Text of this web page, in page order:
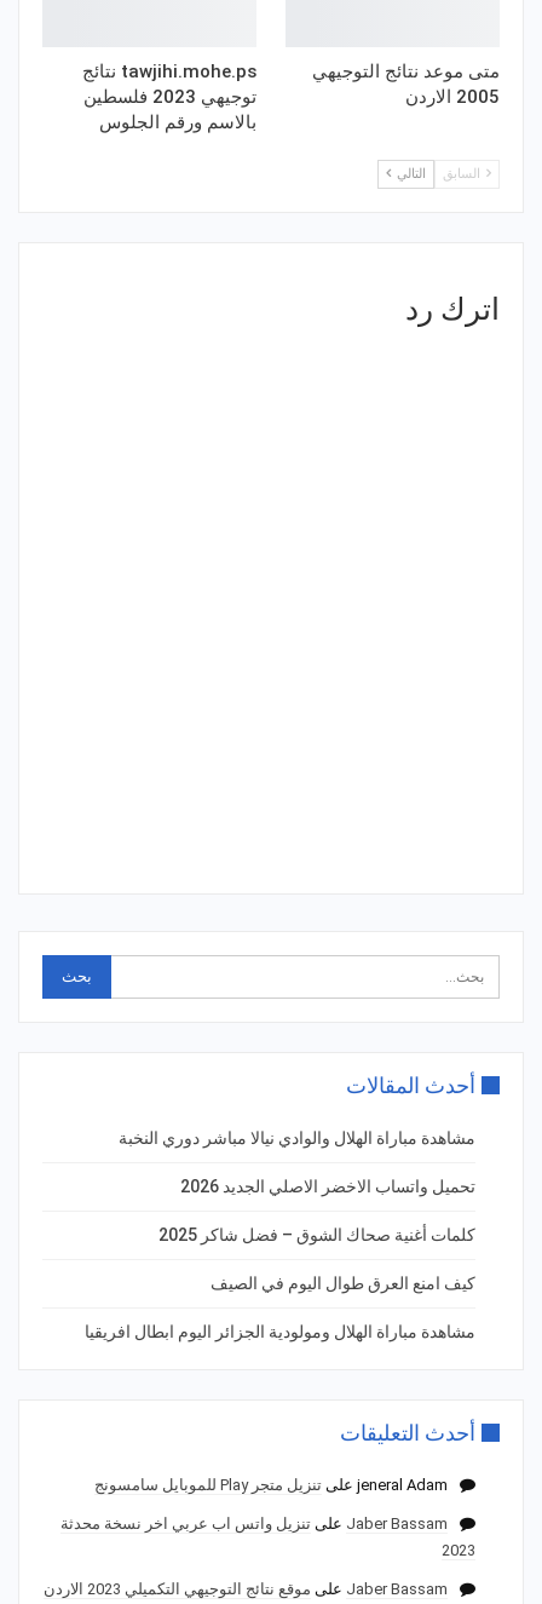
متى موعد نتائج التوجيهي
2005 الاردن
tawjihi.mohe.ps نتائج
توجيهي 2023 فلسطين
بالاسم ورقم الجلوس
السابق التالي
اترك رد
أحدث المقالات
مشاهدة مباراة الهلال والوادي نيالا مباشر دوري النخبة
تحميل واتساب الاخضر الاصلي الجديد 2026
كلمات أغنية صحاك الشوق – فضل شاكر 2025
كيف امنع العرق طوال اليوم في الصيف
مشاهدة مباراة الهلال ومولودية الجزائر اليوم ابطال افريقيا
أحدث التعليقات
jeneral Adam على تنزيل متجر Play للموبايل سامسونج
Jaber Bassam على تنزيل واتس اب عربي اخر نسخة محدثة
2023
Jaber Bassam على موقع نتائج التوجيهي التكميلي 2023 الاردن